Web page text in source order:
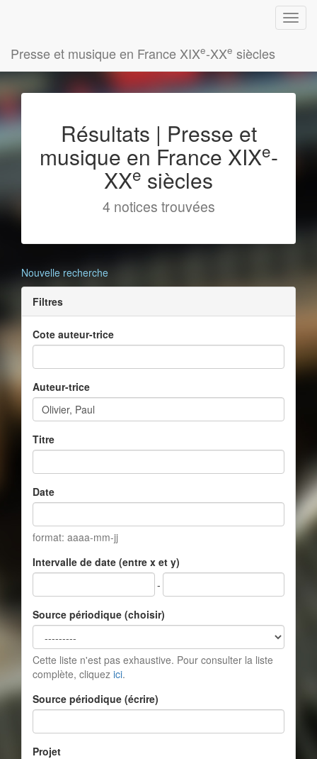
Presse et musique en France XIXe-XXe siècles
Résultats | Presse et
musique en France XIXe-
XXe siècles
4 notices trouvées
Nouvelle recherche
Filtres
Cote auteur-trice
Auteur-trice
Titre
Date
format: aaaa-mm-jj
Intervalle de date (entre x et y)
-
Source périodique (choisir)
Cette liste n'est pas exhaustive. Pour consulter la liste
complète, cliquez ici.
Source périodique (écrire)
Projet